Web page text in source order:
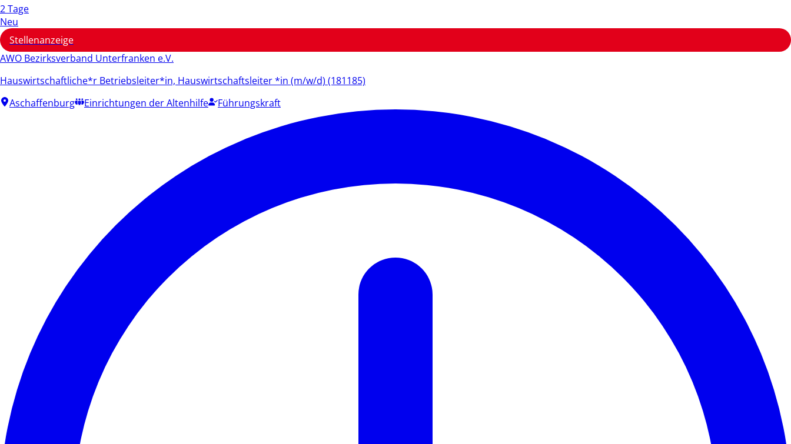
2 Tage
Neu
Stellenanzeige
AWO Bezirksverband Unterfranken e.V.
Hauswirtschaftliche*r Betriebsleiter*in, Hauswirtschaftsleiter *in (m/w/d) (181185)
Aschaffenburg
Einrichtungen der Altenhilfe Führungskraft